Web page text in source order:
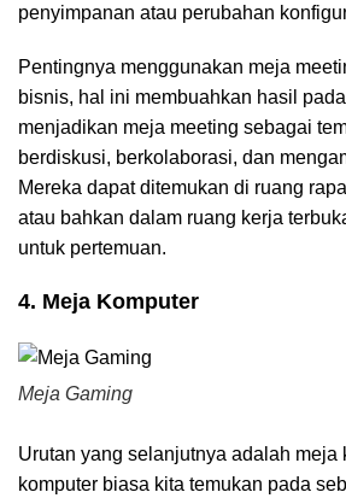
penyimpanan atau perubahan
Pentingnya menggunakan meja
bisnis, hal ini membuahkan hasil
menjadikan meja meeting sebagai
berdiskusi, berkolaborasi, dan
Mereka dapat ditemukan di ruang
atau bahkan dalam ruang kerja
untuk pertemuan.
4. Meja Komputer
Meja Gaming
Urutan yang selanjutnya adalah meja
komputer biasa kita temukan pada